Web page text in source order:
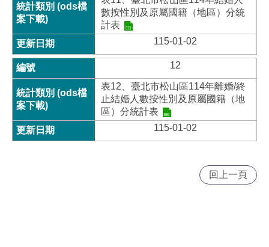
數按性別及原屬國籍（地區）分統
計表
115-01-02
12
表12、臺北市松山區114年離婚/終
止結婚人數按性別及原屬國籍（地
區）分統計表
115-01-02
回上一頁